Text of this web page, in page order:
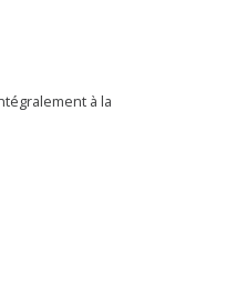
à la